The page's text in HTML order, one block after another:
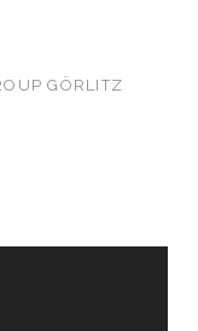
GÖRLITZ